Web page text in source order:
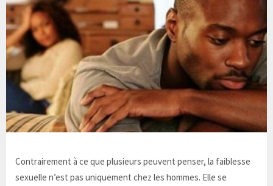
Contrairement à ce que plusieurs peuvent penser, la faiblesse
sexuelle n’est pas uniquement chez les hommes. Elle se